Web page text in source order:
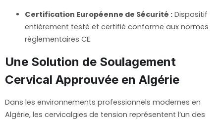
Certification Européenne de Sécurité : Dispositif
entièrement testé et certifié conforme aux normes
réglementaires CE.
Une Solution de Soulagement
Cervical Approuvée en Algérie
Dans les environnements professionnels modernes en
Algérie, les cervicalgies de tension représentent l’un des